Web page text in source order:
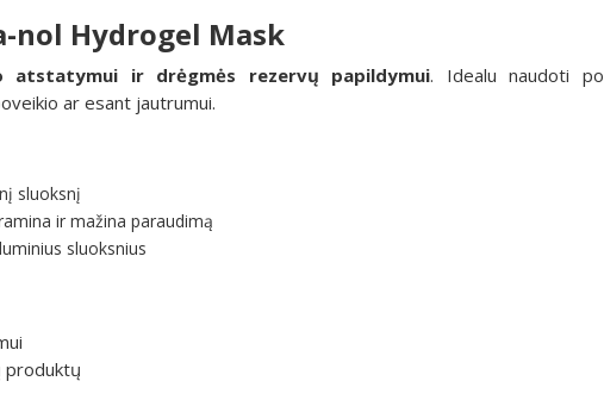
nol Hydrogel Mask
atstatymui ir drėgmės rezervų papildymui. Idealu naudoti po
ar esant jautrumui.
sluoksnį
ir mažina paraudimą
sluoksnius
produktų